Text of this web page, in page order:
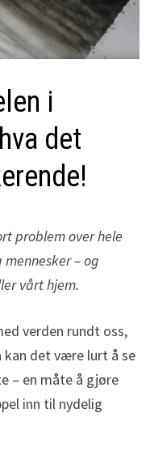
i
det
problem over hele
– og
vårt hjem.
verden rundt oss,
kan det være lurt å se
– en måte å gjøre
inn til nydelig